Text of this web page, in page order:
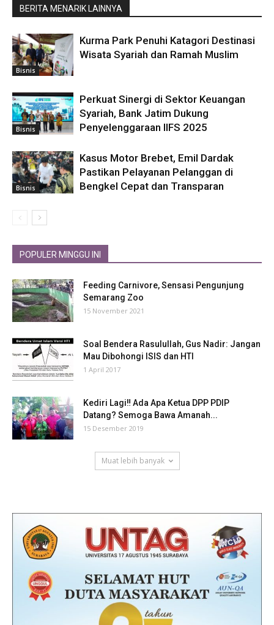
BERITA MENARIK LAINNYA
Bisnis
Kurma Park Penuhi Katagori Destinasi
Wisata Syariah dan Ramah Muslim
Bisnis
Perkuat Sinergi di Sektor Keuangan
Syariah, Bank Jatim Dukung
Penyelenggaraan IIFS 2025
Bisnis
Kasus Motor Brebet, Emil Dardak
Pastikan Pelayanan Pelanggan di
Bengkel Cepat dan Transparan
POPULER MINGGU INI
Feeding Carnivore, Sensasi Pengunjung
Semarang Zoo
15 November 2021
Soal Bendera Rasulullah, Gus Nadir: Jangan
Mau Dibohongi ISIS dan HTI
1 April 2017
Kediri Lagi‼ Ada Apa Ketua DPP PDIP
Datang? Semoga Bawa Amanah...
15 Desember 2019
Muat lebih banyak